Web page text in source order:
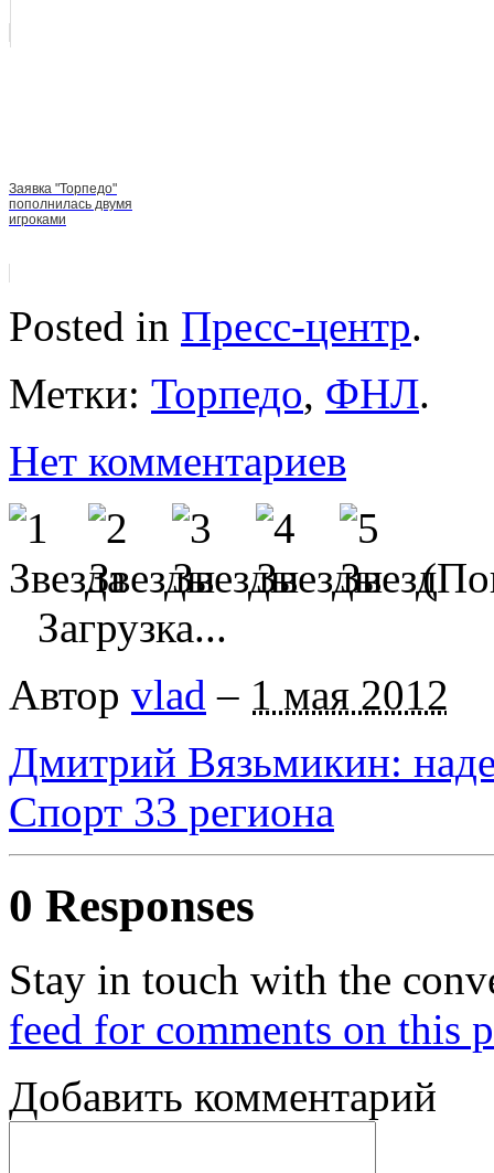
Заявка "Торпедо"
пополнилась двумя
игроками
Posted in Пресс-центр.
Метки: Торпедо, ФНЛ.
Нет комментариев
Загрузка...
Автор vlad – 1 мая 2012
Дмитрий Вязьмикин:
Спорт 33 региона
0 Responses
Stay in touch with the
feed for comments on this
Добавить комментарий